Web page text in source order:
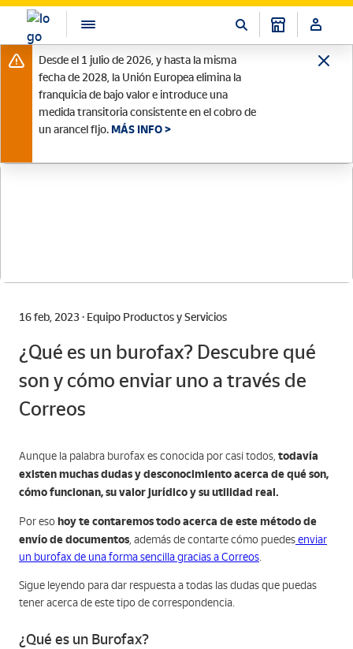
Desde el 1 julio de 2026, y hasta la misma
fecha de 2028, la Unión Europea elimina la
franquicia de bajo valor e introduce una
medida transitoria consistente en el cobro de
un arancel fijo. MÁS INFO >
16 feb, 2023 · Equipo Productos y Servicios
¿Qué es un burofax? Descubre qué
son y cómo enviar uno a través de
Correos
Aunque la palabra burofax es conocida por casi todos, todavía
existen muchas dudas y desconocimiento acerca de qué son,
cómo funcionan, su valor jurídico y su utilidad real.
Por eso hoy te contaremos todo acerca de este método de
envío de documentos, además de contarte cómo puedesenviar
un burofax de una forma sencilla gracias a Correos.
Sigue leyendo para dar respuesta a todas las dudas que puedas
tener acerca de este tipo de correspondencia.
¿Qué es un Burofax?